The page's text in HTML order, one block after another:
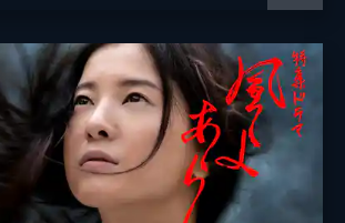
松林慎司
辻本一樹
竹下光江（現代） 草村礼子
水の江瀧子 大空祐飛